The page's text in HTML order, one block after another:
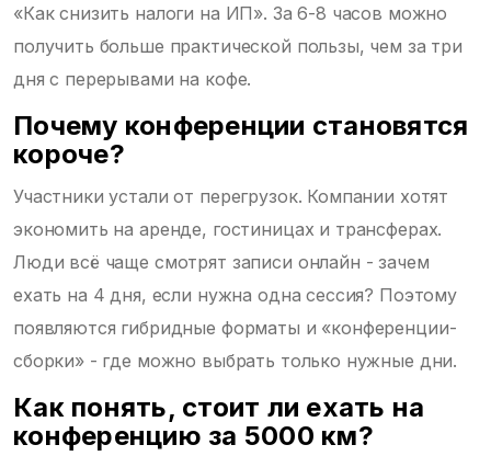
«Как снизить налоги на ИП». За 6-8 часов можно
получить больше практической пользы, чем за три
дня с перерывами на кофе.
Почему конференции становятся
короче?
Участники устали от перегрузок. Компании хотят
экономить на аренде, гостиницах и трансферах.
Люди всё чаще смотрят записи онлайн - зачем
ехать на 4 дня, если нужна одна сессия? Поэтому
появляются гибридные форматы и «конференции-
сборки» - где можно выбрать только нужные дни.
Как понять, стоит ли ехать на
конференцию за 5000 км?